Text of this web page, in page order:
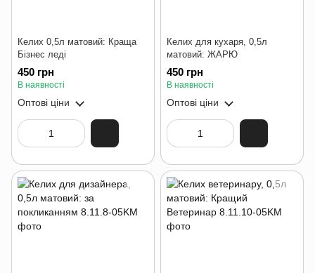
Келих 0,5л матовий: Краща
Бізнес леді
450 грн
В наявності
Оптові ціни
Келих для кухаря, 0,5л
матовий: ЖАРЮ
450 грн
В наявності
Оптові ціни